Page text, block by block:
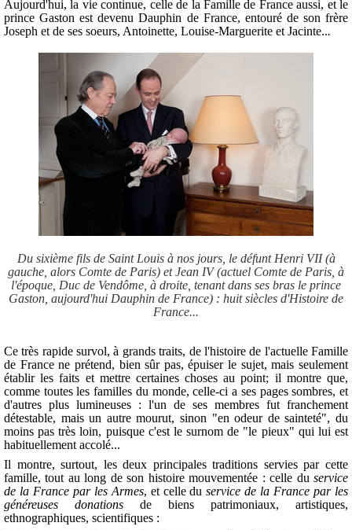
Aujourd'hui, la vie continue, celle de la Famille de France aussi, et le
prince Gaston est devenu Dauphin de France, entouré de son frère
Joseph et de ses soeurs, Antoinette, Louise-Marguerite et Jacinte...
Du sixième fils de Saint Louis à nos jours, le défunt Henri VII (à
gauche, alors Comte de Paris) et Jean IV (actuel Comte de Paris, à
l'époque, Duc de Vendôme, à droite, tenant dans ses bras le prince
Gaston, aujourd'hui Dauphin de France) : huit siècles d'Histoire de
France...
Ce très rapide survol, à grands traits, de l'histoire de l'actuelle Famille
de France ne prétend, bien sûr pas, épuiser le sujet, mais seulement
établir les faits et mettre certaines choses au point; il montre que,
comme toutes les familles du monde, celle-ci a ses pages sombres, et
d'autres plus lumineuses : l'un de ses membres fut franchement
détestable, mais un autre mourut, sinon "en odeur de sainteté", du
moins pas très loin, puisque c'est le surnom de "le pieux" qui lui est
habituellement accolé...
Il montre, surtout, les deux principales traditions servies par cette
famille, tout au long de son histoire mouvementée : celle du service
de la France par les Armes, et celle duservice de la France par les
généreuses donations de biens patrimoniaux, artistiques,
ethnographiques, scientifiques :